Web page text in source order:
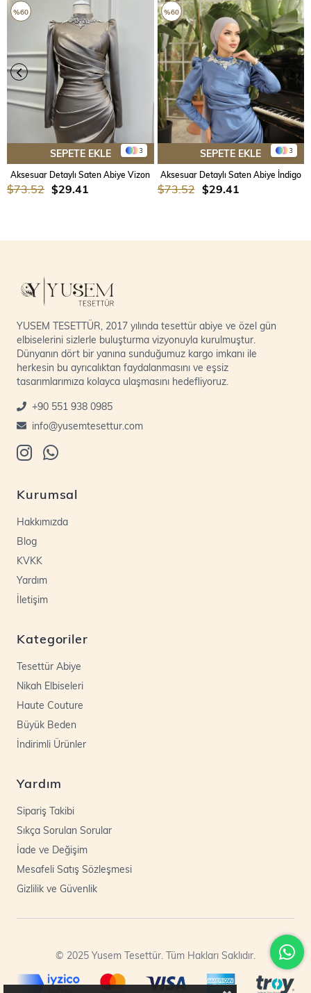
3
SEPETE EKLE
Aksesuar Detaylı Saten Abiye Vizon
$29.41
$73.52
ÜRÜN
%60
3
SEPETE EKLE
Aksesuar Detaylı Saten Abiye İndigo
$29.41
$73.52
ÜRÜN
%60
YUSEM TESETTÜR, 2017 yılında tesettür abiye ve özel gün
elbiselerini sizlerle buluşturma vizyonuyla kurulmuştur.
Dünyanın dört bir yanına sunduğumuz kargo imkanı ile
herkesin bu ayrıcalıktan faydalanmasını ve eşsiz
tasarımlarımıza kolayca ulaşmasını hedefliyoruz.
+90 551 938 0985
info@yusemtesettur.com
Kurumsal
Hakkımızda
Blog
KVKK
Yardım
İletişim
Kategoriler
Tesettür Abiye
Nikah Elbiseleri
Haute Couture
Büyük Beden
İndirimli Ürünler
Yardım
Sipariş Takibi
Sıkça Sorulan Sorular
İade ve Değişim
Mesafeli Satış Sözleşmesi
Gizlilik ve Güvenlik
© 2025 Yusem Tesettür. Tüm Hakları Saklıdır.